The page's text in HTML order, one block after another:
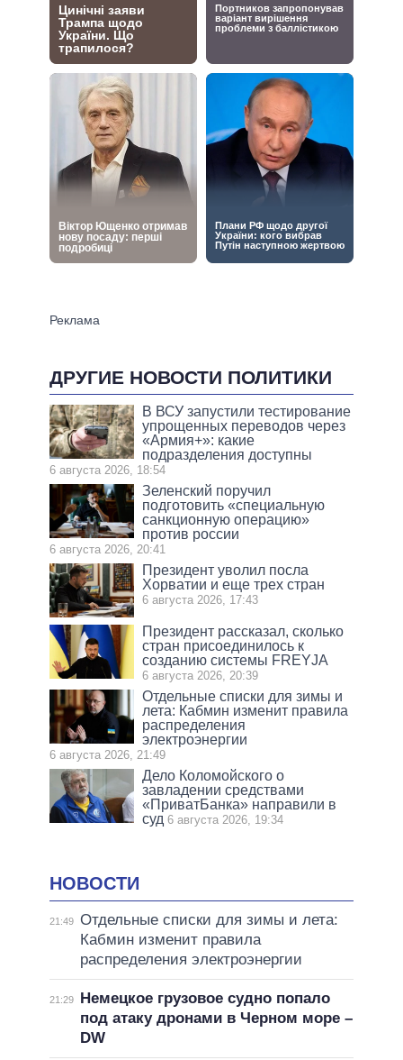
ДРУГИЕ НОВОСТИ ПОЛИТИКИ
В ВСУ запустили тестирование
упрощенных переводов через
«Армия+»: какие
подразделения доступны
6 августа 2026, 18:54
Зеленский поручил
подготовить «специальную
санкционную операцию»
против россии
6 августа 2026, 20:41
Президент уволил посла
Хорватии и еще трех стран
6 августа 2026, 17:43
Президент рассказал, сколько
стран присоединилось к
созданию системы FREYJA
6 августа 2026, 20:39
Отдельные списки для зимы и
лета: Кабмин изменит правила
распределения
электроэнергии
6 августа 2026, 21:49
Дело Коломойского о
завладении средствами
«ПриватБанка» направили в
суд 6 августа 2026, 19:34
НОВОСТИ
21:49 Отдельные списки для зимы и лета:
Кабмин изменит правила
распределения электроэнергии
21:29
Немецкое грузовое судно попало
под атаку дронами в Черном море –
DW